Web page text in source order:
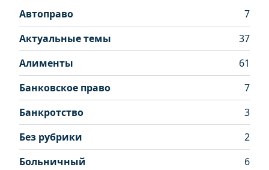
Автоправо
7
Актуальные темы
37
Алименты
61
Банковское право
7
Банкротство
3
Без рубрики
2
Больничный
6